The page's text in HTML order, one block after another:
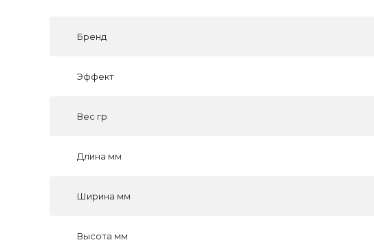
Бренд
Эффект
Вес гр
Длина мм
Ширина мм
Высота мм